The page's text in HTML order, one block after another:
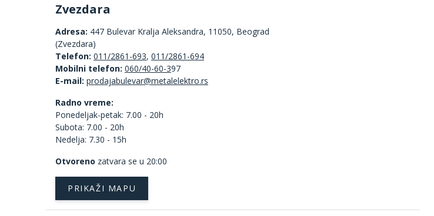
Zvezdara
Adresa: 447 Bulevar Kralja Aleksandra, 11050, Beograd
(Zvezdara)
Telefon: 011/2861-693, 011/2861-694
Mobilni telefon: 060/40-60-397
E-mail:
Radno vreme:
Ponedeljak-petak: 7.00 - 20h
Subota: 7.00 - 20h
Nedelja: 7.30 - 15h
Otvoreno zatvara se u 20:00
PRIKAŽI MAPU